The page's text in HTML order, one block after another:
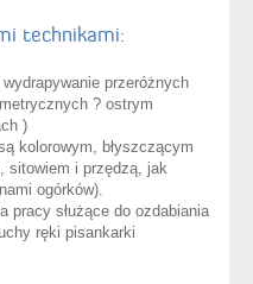
technikami:
przeróżnych
? ostrym
)
kolorowym, błyszczącym
sitowiem i przędzą, jak
ogórków).
pracy służące do ozdabiania
ręki pisankarki